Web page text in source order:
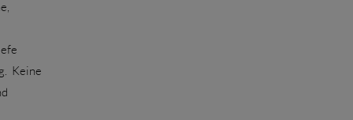
Keine